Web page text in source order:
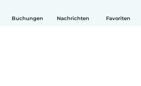
Buchungen Nachrichten Favoriten